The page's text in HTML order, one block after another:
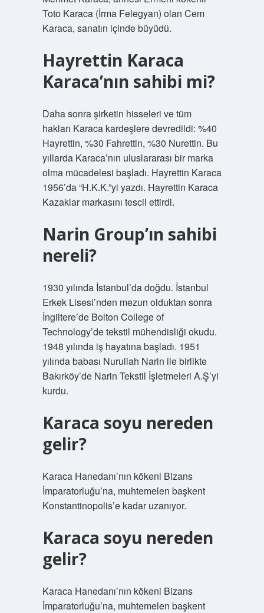
Toto Karaca (İrma Felegyan) olan Cem
Karaca, sanatın içinde büyüdü.
Hayrettin Karaca
Karaca’nın sahibi mi?
Daha sonra şirketin hisseleri ve tüm
hakları Karaca kardeşlere devredildi: %40
Hayrettin, %30 Fahrettin, %30 Nurettin. Bu
yıllarda Karaca’nın uluslararası bir marka
olma mücadelesi başladı. Hayrettin Karaca
1956’da “H.K.K.”yi yazdı. Hayrettin Karaca
Kazaklar markasını tescil ettirdi.
Narin Group’ın sahibi
nereli?
1930 yılında İstanbul’da doğdu. İstanbul
Erkek Lisesi’nden mezun olduktan sonra
İngiltere’de Bolton College of
Technology’de tekstil mühendisliği okudu.
1948 yılında iş hayatına başladı. 1951
yılında babası Nurullah Narin ile birlikte
Bakırköy’de Narin Tekstil İşletmeleri A.Ş’yi
kurdu.
Karaca soyu nereden
gelir?
Karaca Hanedanı’nın kökeni Bizans
İmparatorluğu’na, muhtemelen başkent
Konstantinopolis’e kadar uzanıyor.
Karaca soyu nereden
gelir?
Karaca Hanedanı’nın kökeni Bizans
İmparatorluğu’na, muhtemelen başkent